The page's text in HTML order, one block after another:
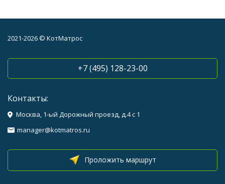
2021-2026 © КотМатрос
+7 (495) 128-23-00
Контакты:
Москва, 1-ый Дорожный проезд, д.4 с 1
manager@kotmatros.ru
Проложить маршрут